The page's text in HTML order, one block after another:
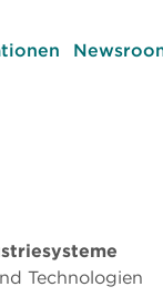
Technologien